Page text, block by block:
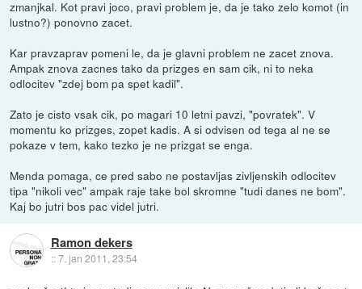
zmanjkal. Kot pravi joco, pravi problem je, da je tako zelo komot (in
lustno?) ponovno zacet.
Kar pravzaprav pomeni le, da je glavni problem ne zacet znova.
Ampak znova zacnes tako da prizges en sam cik, ni to neka
odlocitev "zdej bom pa spet kadil".
Zato je cisto vsak cik, po magari 10 letni pavzi, "povratek". V
momentu ko prizges, zopet kadis. A si odvisen od tega al ne se
pokaze v tem, kako tezko je ne prizgat se enga.
Menda pomaga, ce pred sabo ne postavljas zivljenskih odlocitev
tipa "nikoli vec" ampak raje take bol skromne "tudi danes ne bom".
Kaj bo jutri bos pac videl jutri.
Ramon dekers
::7. jan 2011, 23:54